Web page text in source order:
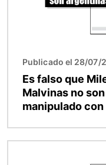
Publicado el 28/07/
Es falso que
Malvinas no
manipulado con